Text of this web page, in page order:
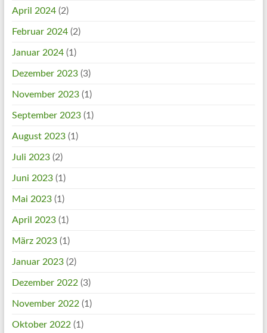
April 2024(2)
Februar 2024(2)
Januar 2024(1)
Dezember 2023(3)
November 2023(1)
September 2023(1)
August 2023(1)
Juli 2023(2)
Juni 2023(1)
Mai 2023(1)
April 2023(1)
März 2023(1)
Januar 2023(2)
Dezember 2022(3)
November 2022(1)
Oktober 2022(1)